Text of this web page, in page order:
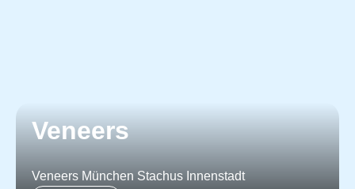
Veneers
Veneers München Stachus Innenstadt